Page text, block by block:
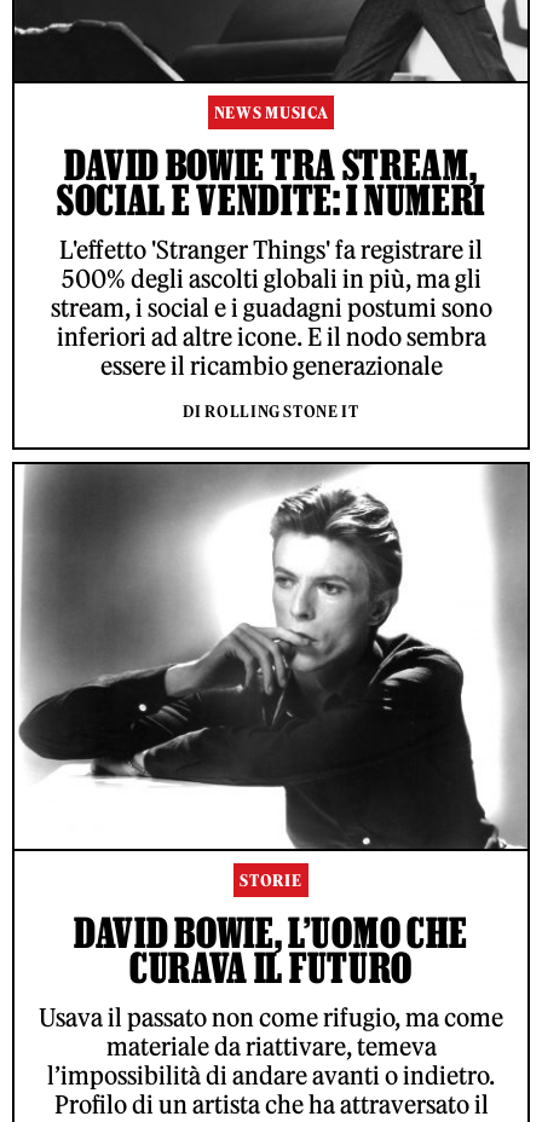
NEWS MUSICA
DAVID BOWIE TRA STREAM,
SOCIAL E VENDITE: I NUMERI
L'effetto 'Stranger Things' fa registrare il
500% degli ascolti globali in più, ma gli
stream, i social e i guadagni postumi sono
inferiori ad altre icone. E il nodo sembra
essere il ricambio generazionale
DI ROLLING STONE IT
STORIE
DAVID BOWIE, L’UOMO CHE
CURAVA IL FUTURO
Usava il passato non come rifugio, ma come
materiale da riattivare, temeva
l’impossibilità di andare avanti o indietro.
Profilo di un artista che ha attraversato il